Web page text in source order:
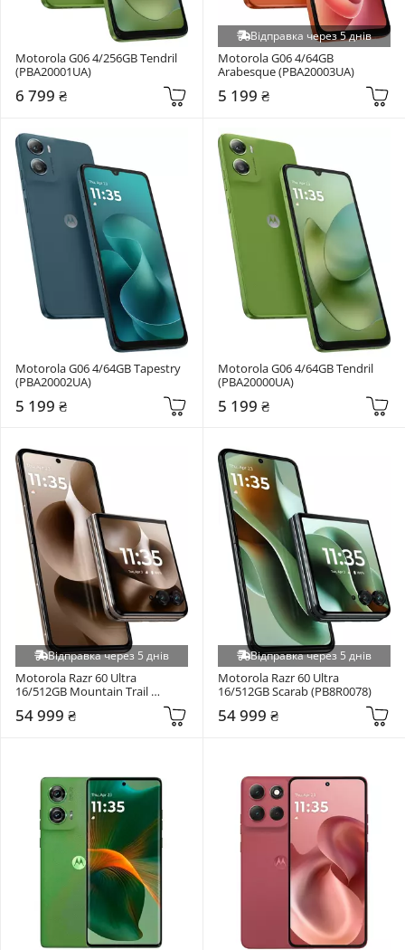
Motorola G06 4/256GB Tendril
(PBA20001UA)
6 799 ₴
Відправка через 5 днів
Motorola G06 4/64GB
Arabesque (PBA20003UA)
5 199 ₴
Motorola G06 4/64GB Tapestry
(PBA20002UA)
5 199 ₴
Motorola G06 4/64GB Tendril
(PBA20000UA)
5 199 ₴
Відправка через 5 днів
Motorola Razr 60 Ultra
16/512GB Mountain Trail
54 999 ₴
Відправка через 5 днів
Motorola Razr 60 Ultra
16/512GB Scarab (PB8R0078)
54 999 ₴